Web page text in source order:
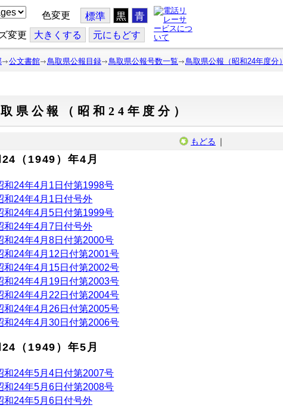
色変更 標準 黒 青
変更 大きくする 元にもどす
公文書館 鳥取県公報目録 鳥取県公報号数一覧 鳥取県公報（昭和24年度分）
県公報（昭和24年度分）
もどる ｜
（1949）年4月
和24年4月1日付第1998号
和24年4月1日付号外
和24年4月5日付第1999号
和24年4月7日付号外
和24年4月8日付第2000号
和24年4月12日付第2001号
和24年4月15日付第2002号
和24年4月19日付第2003号
和24年4月22日付第2004号
和24年4月26日付第2005号
和24年4月30日付第2006号
（1949）年5月
和24年5月4日付第2007号
和24年5月6日付第2008号
和24年5月6日付号外